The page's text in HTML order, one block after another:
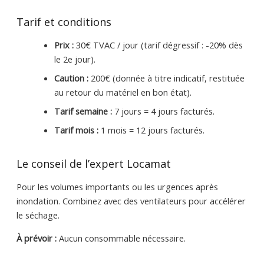
Tarif et conditions
Prix :30€ TVAC / jour (tarif dégressif : -20% dès
le 2e jour).
Caution :200€ (donnée à titre indicatif, restituée
au retour du matériel en bon état).
Tarif semaine :7 jours = 4 jours facturés.
Tarif mois :1 mois = 12 jours facturés.
Le conseil de l’expert Locamat
Pour les volumes importants ou les urgences après
inondation. Combinez avec des ventilateurs pour accélérer
le séchage.
À prévoir :Aucun consommable nécessaire.